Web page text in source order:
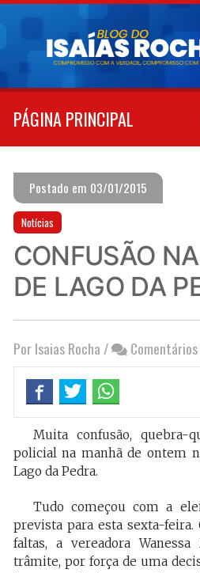
Pular
conteúdo
PÁGINA PRINCIPAL
Postado em 03/01/2015
Notícias
CONFUSÃO
DE LAGO DA
Por Isaias Rocha /
Muita confusão, quebra-
policial na manhã de ontem
Lago da Pedra.
Tudo começou com a
prevista para esta sexta-feira.
faltas, a vereadora
trâmite, por força de uma